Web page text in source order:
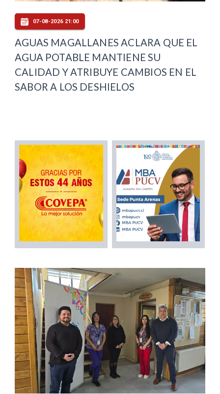
07-08-2026 21:00
AGUAS MAGALLANES ACLARA QUE EL
AGUA POTABLE MANTIENE SU
CALIDAD Y ATRIBUYE CAMBIOS EN EL
SABOR A LOS DESHIELOS